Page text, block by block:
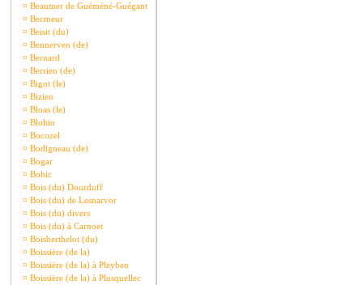
¤ Beaumer de Guéméné-Guégant
¤ Becmeur
¤ Beisit (du)
¤ Bennerven (de)
¤ Bernard
¤ Berrien (de)
¤ Bigot (le)
¤ Bizien
¤ Bloas (le)
¤ Blohio
¤ Bocozel
¤ Bodigneau (de)
¤ Bogar
¤ Bohic
¤ Bois (du) Dourduff
¤ Bois (du) de Lesnarvor
¤ Bois (du) divers
¤ Bois (du) à Carnoet
¤ Boisberthelot (du)
¤ Boissière (de la)
¤ Boissière (de la) à Pleyben
¤ Boissière (de la) à Plusquellec